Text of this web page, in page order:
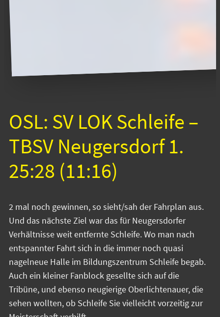
OSL: SV LOK Schleife –
TBSV Neugersdorf 1.
25:28 (11:16)
2 mal noch gewinnen, so sieht/sah der Fahrplan aus.
Und das nächste Ziel war das für Neugersdorfer
Verhältnisse weit entfernte Schleife. Wo man nach
entspannter Fahrt sich in die immer noch quasi
nagelneue Halle im Bildungszentrum Schleife begab.
Auch ein kleiner Fanblock gesellte sich auf die
Tribüne, und ebenso neugierige Oberlichtenauer, die
sehen wollten, ob Schleife Sie vielleicht vorzeitig zur